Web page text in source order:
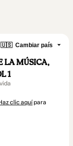
🇺🇸 Cambiar país
LA MÚSICA,
1
clic aquí para